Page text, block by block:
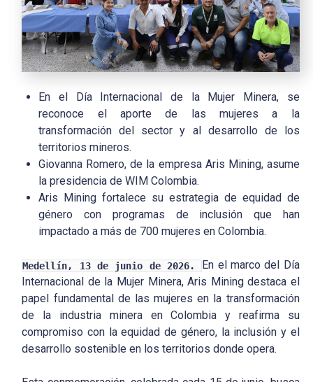
En el Día Internacional de la Mujer Minera, se
reconoce el aporte de las mujeres a la
transformación del sector y al desarrollo de los
territorios mineros.
Giovanna Romero, de la empresa Aris Mining, asume
la presidencia de WIM Colombia.
Aris Mining fortalece su estrategia de equidad de
género con programas de inclusión que han
impactado a más de 700 mujeres en Colombia.
Medellín, 13 de junio de 2026.
En el marco del Día
Internacional de la Mujer Minera, Aris Mining destaca el
papel fundamental de las mujeres en la transformación
de la industria minera en Colombia y reafirma su
compromiso con la equidad de género, la inclusión y el
desarrollo sostenible en los territorios donde opera.